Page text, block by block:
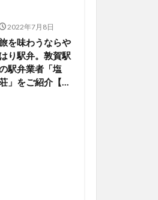
2022年7月8日
を味わうならや
はり駅弁。敦賀駅
駅弁業者「塩
」をご紹介【嶺